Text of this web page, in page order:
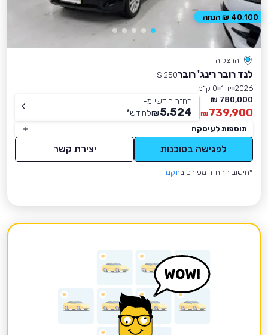
הרצליה
לנד רובר רינג' רוברS 250
2026 יד 1
0 ק״מ
780,000 ₪
739,900
₪
החזר חודשי מ-
5,524
₪לחודש*
תוספות לעיסקה
לפגישה בסוכנות יצירת קשר
*חישוב ההחזר מפורט בתקנון
40,100 ₪ הנחה